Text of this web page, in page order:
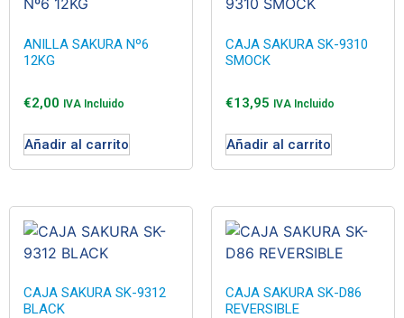
ANILLA SAKURA Nº6
12KG
€2,00 IVA Incluido
Añadir al carrito
CAJA SAKURA SK-9310
SMOCK
€13,95 IVA Incluido
Añadir al carrito
CAJA SAKURA SK-9312
BLACK
CAJA SAKURA SK-D86
REVERSIBLE